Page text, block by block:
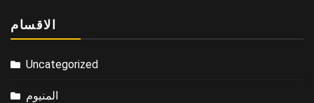
الاقسام
Uncategorized
المنيوم